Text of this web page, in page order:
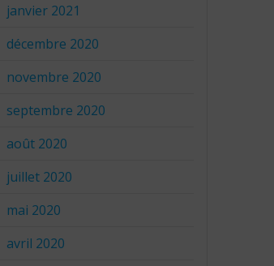
janvier 2021
décembre 2020
novembre 2020
septembre 2020
août 2020
juillet 2020
mai 2020
avril 2020